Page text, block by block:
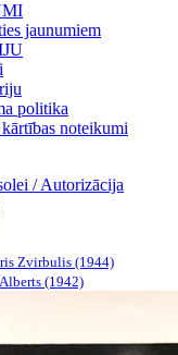
jaunumiem
politika
noteikumi
/ Autorizācija
Zvirbulis (1944)
(1942)